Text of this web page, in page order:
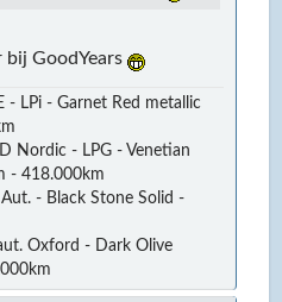
bij GoodYears
- LPi - Garnet Red metallic
Nordic - LPG - Venetian
- 418.000km
- Black Stone Solid -
Oxford - Dark Olive